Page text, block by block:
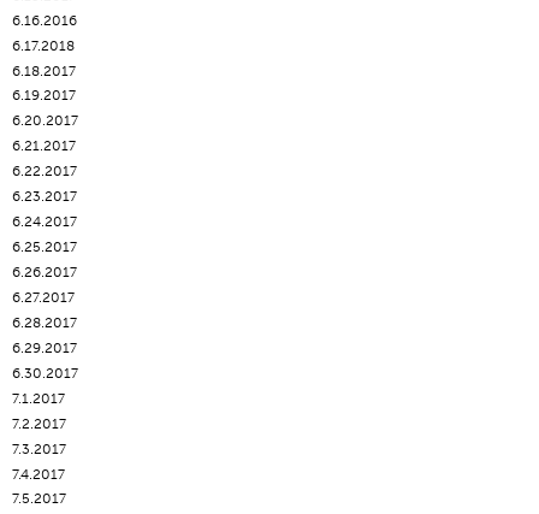
6.16.2016
6.17.2018
6.18.2017
6.19.2017
6.20.2017
6.21.2017
6.22.2017
6.23.2017
6.24.2017
6.25.2017
6.26.2017
6.27.2017
6.28.2017
6.29.2017
6.30.2017
7.1.2017
7.2.2017
7.3.2017
7.4.2017
7.5.2017